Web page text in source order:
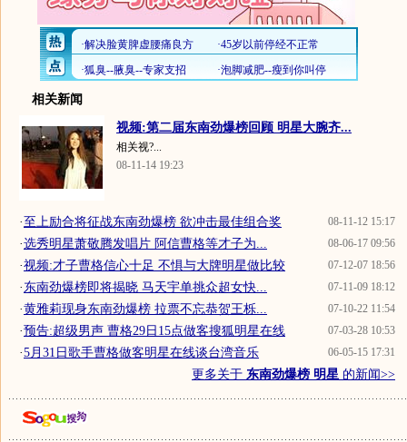
相关新闻
视频:第二届东南劲爆榜回顾 明星大腕齐...
相关视?...
08-11-14 19:23
08-11-12 15:17
·至上励合将征战东南劲爆榜 欲冲击最佳组合奖
08-06-17 09:56
·选秀明星萧敬腾发唱片 阿信曹格等才子为...
07-12-07 18:56
·视频:才子曹格信心十足 不惧与大牌明星做比较
07-11-09 18:12
·东南劲爆榜即将揭晓 马天宇单挑众超女快...
07-10-22 11:54
·黄雅莉现身东南劲爆榜 拉票不忘恭贺王栎...
07-03-28 10:53
·预告:超级男声 曹格29日15点做客搜狐明星在线
06-05-15 17:31
·5月31日歌手曹格做客明星在线谈台湾音乐
更多关于 东南劲爆榜 明星 的新闻>>